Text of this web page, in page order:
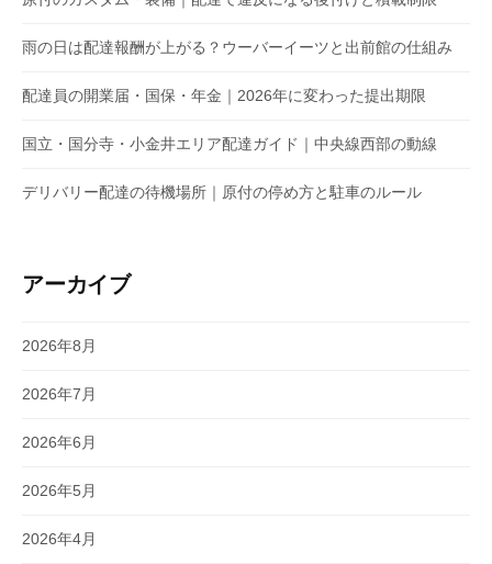
雨の日は配達報酬が上がる？ウーバーイーツと出前館の仕組み
配達員の開業届・国保・年金｜2026年に変わった提出期限
国立・国分寺・小金井エリア配達ガイド｜中央線西部の動線
デリバリー配達の待機場所｜原付の停め方と駐車のルール
アーカイブ
2026年8月
2026年7月
2026年6月
2026年5月
2026年4月